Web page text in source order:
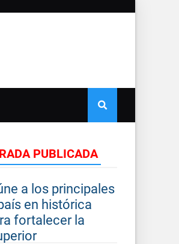
PUBLICADA
a los principales
en histórica
fortalecer la